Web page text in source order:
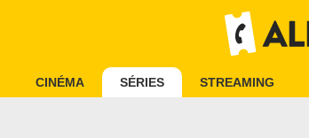
CINÉMA SÉRIES STREAMING